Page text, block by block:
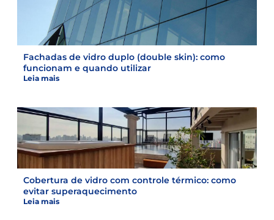
Fachadas de vidro duplo (double skin): como
funcionam e quando utilizar
Leia mais
Cobertura de vidro com controle térmico: como
evitar superaquecimento
Leia mais